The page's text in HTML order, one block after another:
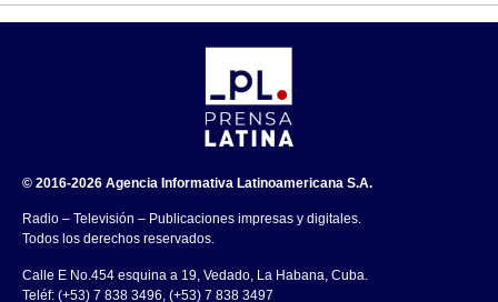
© 2016-2026 Agencia Informativa Latinoamericana S.A.
Radio – Televisión – Publicaciones impresas y digitales.
Todos los derechos reservados.
Calle E No.454 esquina a 19, Vedado, La Habana, Cuba.
Teléf: (+53) 7 838 3496, (+53) 7 838 3497